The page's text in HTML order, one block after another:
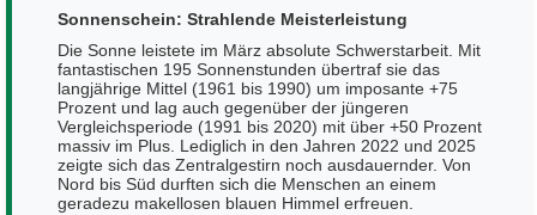
Sonnenschein: Strahlende Meisterleistung
Die Sonne leistete im März absolute Schwerstarbeit. Mit
fantastischen 195 Sonnenstunden übertraf sie das
langjährige Mittel (1961 bis 1990) um imposante +75
Prozent und lag auch gegenüber der jüngeren
Vergleichsperiode (1991 bis 2020) mit über +50 Prozent
massiv im Plus. Lediglich in den Jahren 2022 und 2025
zeigte sich das Zentralgestirn noch ausdauernder. Von
Nord bis Süd durften sich die Menschen an einem
geradezu makellosen blauen Himmel erfreuen.